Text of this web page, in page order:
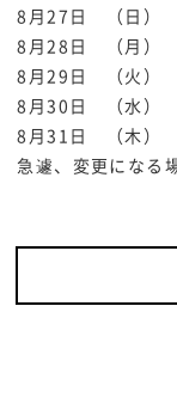
8月27日 （日）
8月28日 （月）
8月29日 （火）
8月30日 （水）
8月31日 （木）
急遽、変更になる